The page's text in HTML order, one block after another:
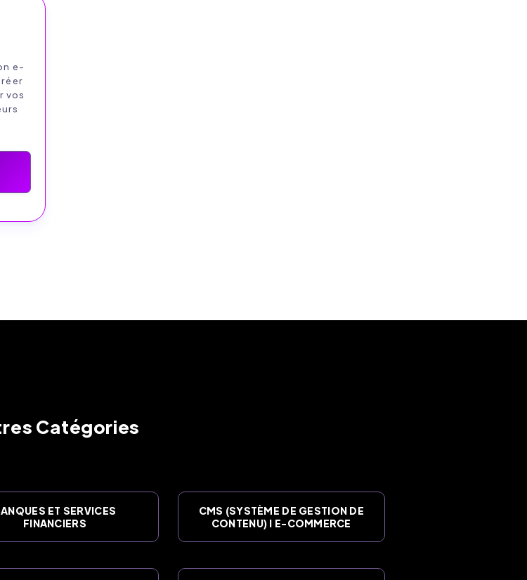
e-
vos
Catégories
ET SERVICES
FINANCIERS
CMS (SYSTÈME DE GESTION DE
CONTENU) I E-COMMERCE